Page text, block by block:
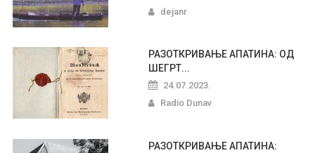
dejanr
РАЗОТКРИВАЊЕ АПАТИНА: ОД
ШЕГРТ...
24.07.2023.
Radio Dunav
РАЗОТКРИВАЊЕ АПАТИНА: